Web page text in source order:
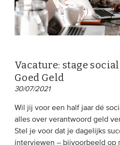
Vacature: stage
Goed Geld
30/07/2021
Wil jij voor een half jaar dé
alles over verantwoord geld
Stel je voor dat je dagelijks
interviewen – bijvoorbeeld op